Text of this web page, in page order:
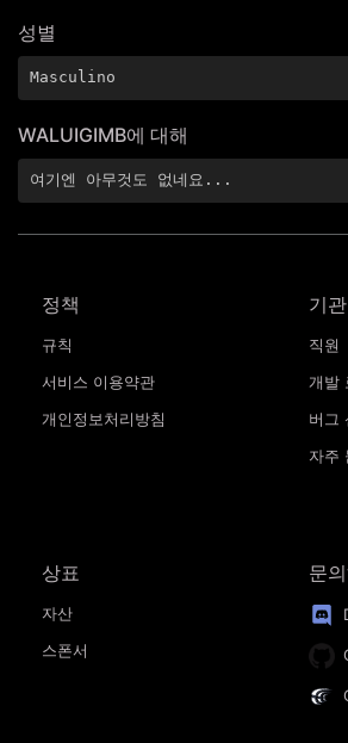
성별
Masculino
WALUIGIMB에 대해
여기엔 아무것도 없네요...
정책
규칙
서비스 이용약관
개인정보처리방침
기관
직원
개발
버그
자주
상표
자산
스폰서
문